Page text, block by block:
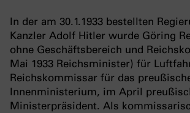
In der am 30.1.1933 bestellten
Kanzler Adolf Hitler wurde Göring
ohne Geschäftsbereich und
Mai 1933 Reichsminister) für
Reichskommissar für das
Innenministerium, im April
Ministerpräsident. Als